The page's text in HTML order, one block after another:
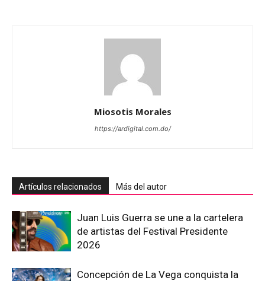
Miosotis Morales
https://ardigital.com.do/
Artículos relacionados Más del autor
Juan Luis Guerra se une a la cartelera
de artistas del Festival Presidente
2026
Concepción de La Vega conquista la